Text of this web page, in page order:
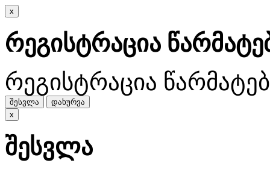
x
რეგისტრაცია
რეგისტრაცია
შესვლა
დახურვა
x
შესვლა